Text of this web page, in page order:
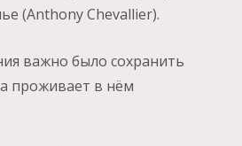
(Anthony Chevallier).
важно было сохранить
проживает в нём